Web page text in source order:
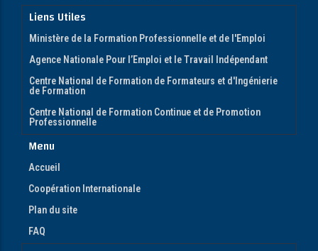
Liens Utiles
Ministère de la Formation Professionnelle et de l'Emploi
Agence Nationale Pour l’Emploi et le Travail Indépendant
Centre National de Formation de Formateurs et d'Ingénierie
de Formation
Centre National de Formation Continue et de Promotion
Professionnelle
Menu
Accueil
Coopération Internationale
Plan du site
FAQ